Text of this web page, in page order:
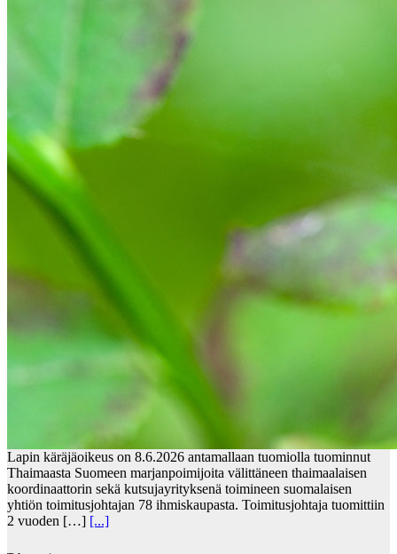
Lapin käräjäoikeus on 8.6.2026 antamallaan tuomiolla tuominnut
Thaimaasta Suomeen marjanpoimijoita välittäneen thaimaalaisen
koordinaattorin sekä kutsujayrityksenä toimineen suomalaisen
yhtiön toimitusjohtajan 78 ihmiskaupasta. Toimitusjohtaja tuomittiin
2 vuoden […] [...]